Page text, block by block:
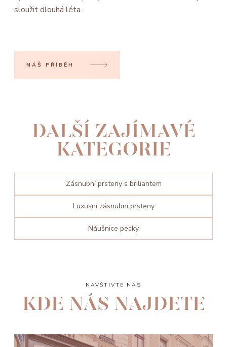
sloužit dlouhá léta.
NÁŠ PŘÍBĚH
DALŠÍ ZAJÍMAVÉ
KATEGORIE
Zásnubní prsteny s briliantem
Luxusní zásnubní prsteny
Náušnice pecky
NAVŠTIVTE NÁS
KDE NÁS NAJDETE